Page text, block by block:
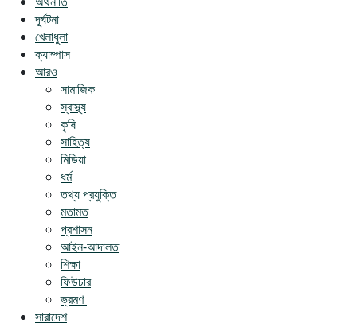
দূর্ঘটনা
খেলাধুলা
ক্যাম্পাস
আরও
সামাজিক
স্বাস্থ্য
কৃষি
সাহিত্য
মিডিয়া
ধর্ম
তথ্য প্রযুক্তি
মতামত
প্রশাসন
আইন-আদালত
শিক্ষা
ফিউচার
ভ্রমণ
সারাদেশ